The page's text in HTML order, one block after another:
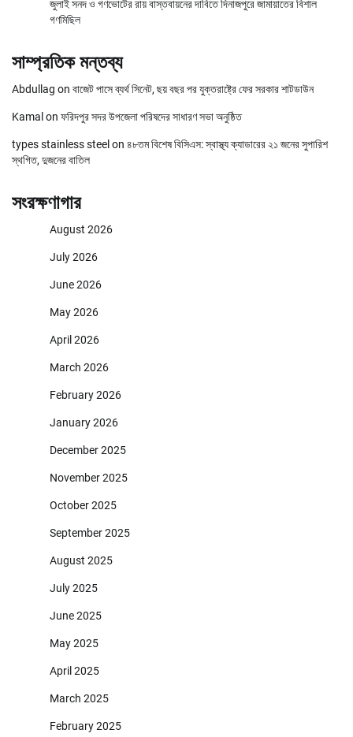
জুলাই সনদ ও গণভোটের রায় বাস্তবায়নের দাবিতে দিনাজপুরে জামায়াতের বিশাল
গণমিছিল
সাম্প্রতিক মন্তব্য
Abdullag on বাজেট পাসে ব্যর্থ সিনেট, ছয় বছর পর যুক্তরাষ্ট্রে ফের সরকার শাটডাউন
Kamal on ফরিদপুর সদর উপজেলা পরিষদের সাধারণ সভা অনুষ্ঠিত
types stainless steel on ৪৮তম বিশেষ বিসিএস: স্বাস্থ্য ক্যাডারের ২১ জনের সুপারিশ
স্থগিত, দুজনের বাতিল
সংরক্ষণাগার
August 2026
July 2026
June 2026
May 2026
April 2026
March 2026
February 2026
January 2026
December 2025
November 2025
October 2025
September 2025
August 2025
July 2025
June 2025
May 2025
April 2025
March 2025
February 2025